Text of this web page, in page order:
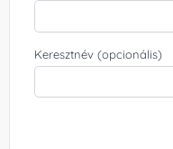
Keresztnév (opcionális)